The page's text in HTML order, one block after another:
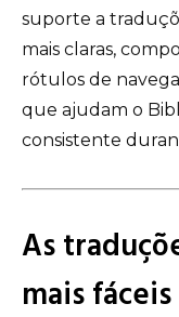
suporte a
mais claras,
rótulos de
que ajudam o
consistente
As
mais